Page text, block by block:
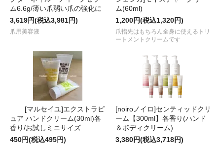
ム6.6g/薄い爪弱い爪の強化に
3,619円(税込3,981円)
爪用美容液
ム(60ml)
1,200円(税込1,320円)
爪指先はもちろん全身に使えるトリ
ートメントクリームです
[マルセイユ]エクストラピ
ュア ハンドクリーム(30ml)各
香り/お試しミニサイズ
450円(税込495円)
[noiroノイロ]センティッドクリ
ーム【300ml】各香り(ハンド
＆ボディクリーム)
3,380円(税込3,718円)